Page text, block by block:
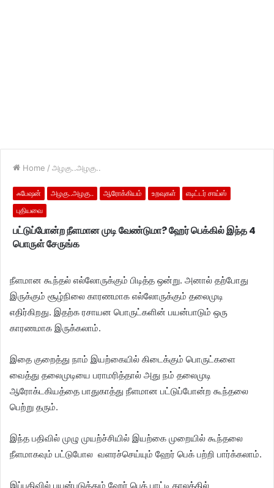
Home / அழகு..அழகு..
ஃபேஷன் அழகு..அழகு.. ஆரோக்கியம் உறவுகள்
எடிட்டர் சாய்ஸ்
புதியவை
பட்டுப்போன்ற நீளமான முடி வேண்டுமா? ஹேர் பெக்கில் இந்த 4
பொருள் சேருங்க
நீளமான கூந்தல் எல்லோருக்கும் பிடித்த ஒன்று. அனால் தற்போது
இருக்கும் சூழ்நிலை காரணமாக எல்லோருக்கும் தலைமுடி
எதிர்கிறது. இதற்க ரசாயன பொருட்களின் பயன்பாடும் ஒரு
காரணமாக இருக்கலாம்.
இதை குறைத்து நாம் இயற்கையில் கிடைக்கும் பொருட்களை
வைத்து தலைமுடியை பராமரித்தால் அது நம் தலைமுடி
ஆரோக்டகியத்தை பாதுகாத்து நீளமான பட்டுப்போன்ற கூந்தலை
பெற்று தரும்.
இந்த பதிவில் முழு முயற்ச்சியில் இயற்கை முறையில் கூந்தலை
நீளமாகவும் பட்டுபோல வளரச்செய்யும் ஹேர் பெக் பற்றி பார்க்கலாம்.
இப்பதிவில் பயன்படுத்தும் ஹேர் பெக் பாட்டி காலத்தில்